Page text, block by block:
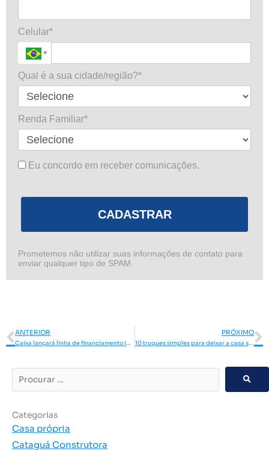
Celular*
Qual é a sua cidade/região?*
Renda Familiar*
Eu concordo em receber comunicações.
CADASTRAR
Prometemos não utilizar suas informações de contato para
enviar qualquer tipo de SPAM.
Anterior
ANTERIOR
Caixa lançará linha de financiamento imobiliário com juros menores
PRÓXIMO
10 truques simples para deixar a casa sempre limpa
Procurar
…
Categorias
Casa própria
Cataguá Construtora